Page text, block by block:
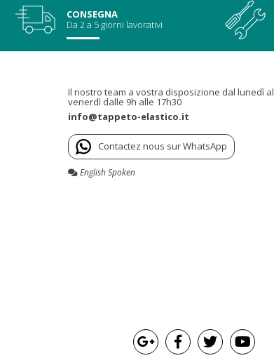
CONSEGNA
Da 2 a 5 giorni lavorativi
Il nostro team a vostra disposizione dal lunedì al
venerdì dalle 9h alle 17h30
info@tappeto-elastico.it
Contactez nous sur WhatsApp
English Spoken